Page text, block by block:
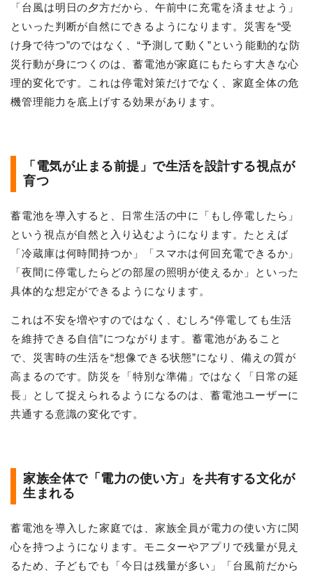
「台風は明日の夕方だから、午前中に充電を済ませよう」
といった判断が自然にできるようになります。災害を“受
け身で待つ”のではなく、“予測して動く”という能動的な防
災行動が身につくのは、蓄電池が家庭にもたらす大きな心
理的変化です。これは停電対策だけでなく、家庭全体の危
機管理能力を底上げする効果があります。
「電気が止まる前提」で生活を設計する視点が
育つ
蓄電池を導入すると、日常生活の中に「もし停電したら」
という視点が自然と入り込むようになります。たとえば
「冷蔵庫は何時間持つか」「スマホは何回充電できるか」
「夜間に停電したらどの部屋の照明が使えるか」といった
具体的な想定ができるようになります。
これは不安を増やすのではなく、むしろ“停電しても生活
を維持できる自信”につながります。蓄電池があること
で、災害時の生活を“想像できる状態”になり、備えの質が
高まるのです。防災を「特別な準備」ではなく「日常の延
長」として捉えられるようになるのは、蓄電池ユーザーに
共通する意識の変化です。
家族全体で「電力の使い方」を共有する文化が
生まれる
蓄電池を導入した家庭では、家族全員が電力の使い方に関
心を持つようになります。モニターやアプリで残量が見え
るため、子どもでも「今日は残量が多い」「台風前だから